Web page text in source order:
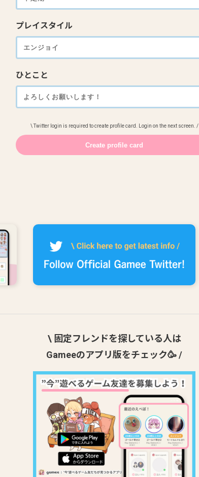
プレイスタイル
ひとこと
\ Twitter login is required to create profile card. Login on the next screen. /
\ 固定フレンドを探している人は
Gameeのアプリ版をチェック🥳 /